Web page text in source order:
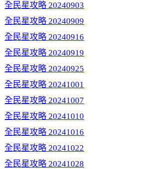
全民星攻略 20240903
全民星攻略 20240909
全民星攻略 20240916
全民星攻略 20240919
全民星攻略 20240925
全民星攻略 20241001
全民星攻略 20241007
全民星攻略 20241010
全民星攻略 20241016
全民星攻略 20241022
全民星攻略 20241028